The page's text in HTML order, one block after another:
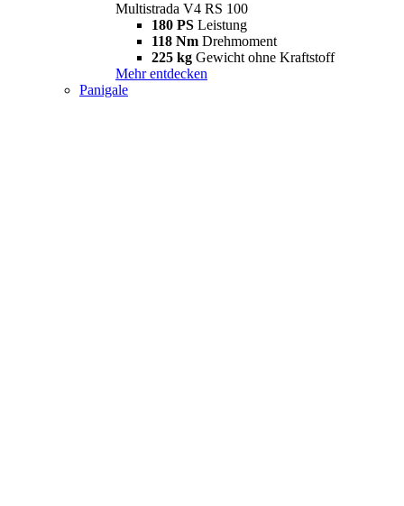
Multistrada V4 RS 100
180 PS Leistung
118 Nm Drehmoment
225 kg Gewicht ohne Kraftstoff
Mehr entdecken
Panigale